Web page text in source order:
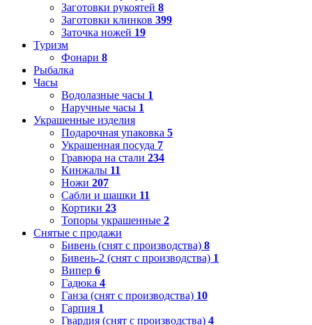
Заготовки рукоятей 8
Заготовки клинков 399
Заточка ножей 19
Туризм
Фонари 8
Рыбалка
Часы
Водолазные часы 1
Наручные часы 1
Украшенные изделия
Подарочная упаковка 5
Украшенная посуда 7
Гравюра на стали 234
Кинжалы 11
Ножи 207
Сабли и шашки 11
Кортики 23
Топоры украшенные 2
Снятые с продажи
Бивень (снят с производства) 8
Бивень-2 (снят с производства) 1
Випер 6
Гадюка 4
Ганза (снят с производства) 10
Гарпия 1
Гвардия (снят с производства) 4